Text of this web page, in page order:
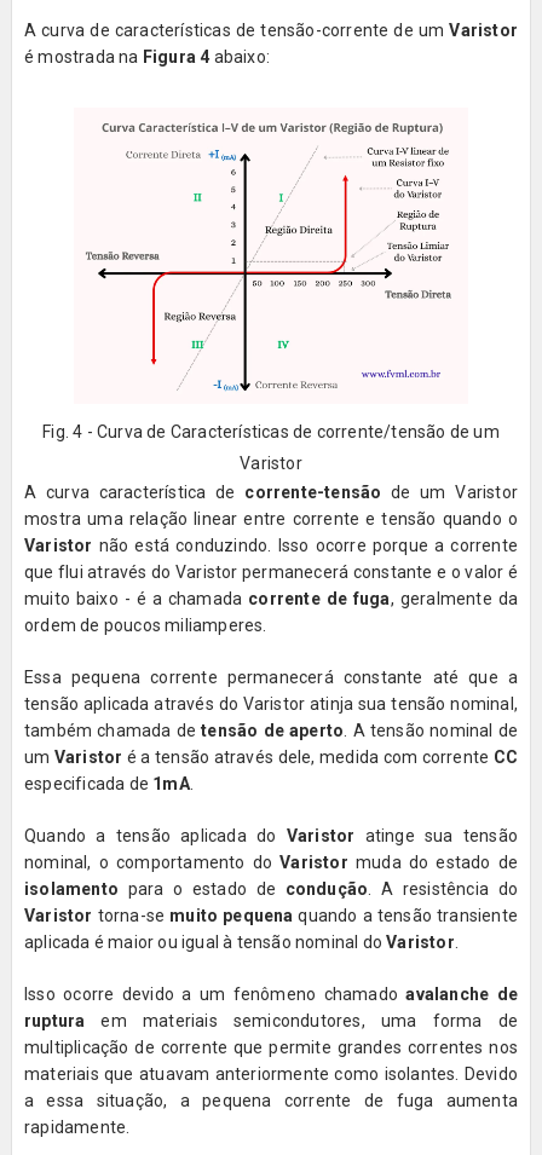
A curva de características de tensão-corrente de umVaristor
é mostrada na Figura 4 abaixo:
Fig. 4 - Curva de Características de corrente/tensão de um
Varistor
A curva característica de corrente-tensão de um Varistor
mostra uma relação linear entre corrente e tensão quando o
Varistor não está conduzindo. Isso ocorre porque a corrente
que flui através do Varistor permanecerá constante e o valor é
muito baixo - é a chamada corrente de fuga, geralmente da
ordem de poucos miliamperes.
Essa pequena corrente permanecerá constante até que a
tensão aplicada através do Varistor atinja sua tensão nominal,
também chamada detensão de aperto . A tensão nominal de
um Varistor é a tensão através dele, medida com corrente CC
especificada de 1mA.
Quando a tensão aplicada do Varistor atinge sua tensão
nominal, o comportamento doVaristor muda do estado de
isolamento para o estado de condução . A resistência do
Varistor torna-se muito pequena quando a tensão transiente
aplicada é maior ou igual à tensão nominal doVaristor
Isso ocorre devido a um fenômeno chamadoavalanche de
ruptura em materiais semicondutores, uma forma de
multiplicação de corrente que permite grandes correntes nos
materiais que atuavam anteriormente como isolantes. Devido
a essa situação, a pequena corrente de fuga aumenta
rapidamente.